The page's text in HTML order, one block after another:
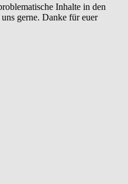
Inhalte in den
gerne. Danke für euer